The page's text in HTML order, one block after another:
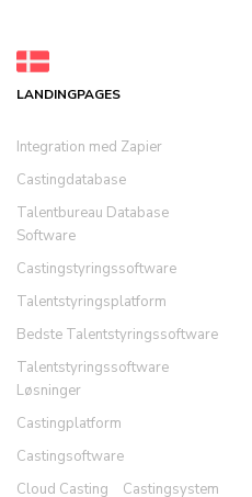
LANDINGPAGES
Integration med Zapier
Castingdatabase
Talentbureau Database
Software
Castingstyringssoftware
Talentstyringsplatform
Bedste Talentstyringssoftware
Talentstyringssoftware
Løsninger
Castingplatform
Castingsoftware
Cloud Casting
Castingsystem